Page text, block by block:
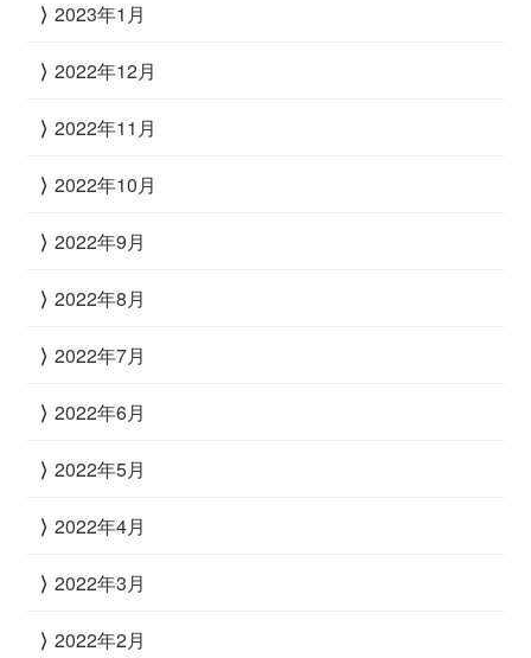
2023年1月
2022年12月
2022年11月
2022年10月
2022年9月
2022年8月
2022年7月
2022年6月
2022年5月
2022年4月
2022年3月
2022年2月